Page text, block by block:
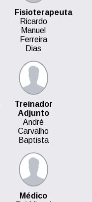
Fisioterapeuta
Ricardo
Manuel
Ferreira
Dias
Treinador
Adjunto
André
Carvalho
Baptista
Médico